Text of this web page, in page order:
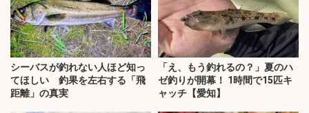
シーバスが釣れない人ほど知っ
てほしい 釣果を左右する「飛
距離」の真実
「え、もう釣れるの？」夏のハ
ゼ釣りが開幕！ 1時間で15匹キ
ャッチ【愛知】